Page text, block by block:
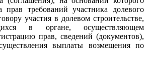
прав требований участника долевого
участия в долевом строительстве,
в органе, осуществляющем
прав, сведений (документов),
выплаты возмещения по